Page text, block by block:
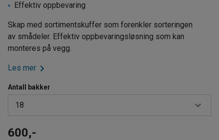
Effektiv oppbevaring
Skap med sortimentskuffer som forenkler sorteringen
av smådeler. Effektiv oppbevaringsløsning som kan
monteres på vegg.
Les mer
Antall bakker
18
18
600,-